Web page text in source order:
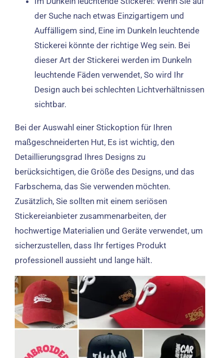
der Suche nach etwas Einzigartigem und
Auffälligem sind, Eine im Dunkeln leuchtende
Stickerei könnte der richtige Weg sein. Bei
dieser Art der Stickerei werden im Dunkeln
leuchtende Fäden verwendet, So wird Ihr
Design auch bei schlechten Lichtverhältnissen
sichtbar.
Bei der Auswahl einer Stickoption für Ihren
maßgeschneiderten Hut, Es ist wichtig, den
Detaillierungsgrad Ihres Designs zu
berücksichtigen, die Größe des Designs, und das
Farbschema, das Sie verwenden möchten.
Zusätzlich, Sie sollten mit einem seriösen
Stickereianbieter zusammenarbeiten, der
hochwertige Materialien und Geräte verwendet, um
sicherzustellen, dass Ihr fertiges Produkt
professionell aussieht und lange hält.